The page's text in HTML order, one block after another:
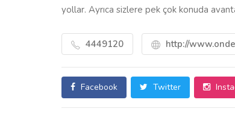
yollar. Ayrıca sizlere pek çok konuda
4449120 http://
Facebook Twitter